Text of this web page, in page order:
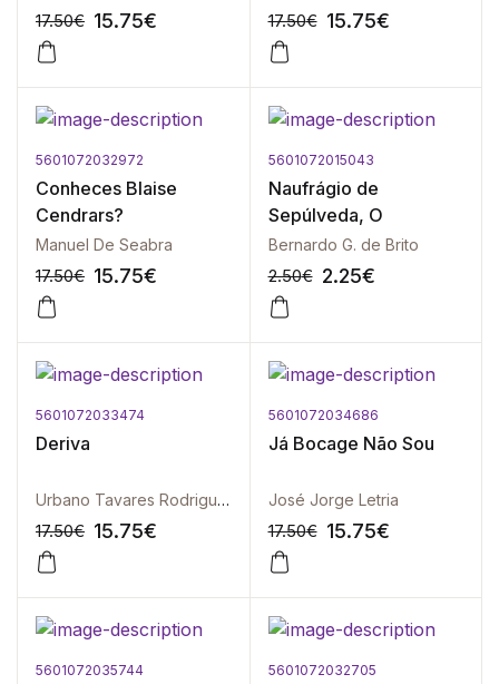
17.50€ 15.75€ 17.50€ 15.75€
5601072032972
Conheces Blaise
Cendrars?
Manuel De Seabra
17.50€ 15.75€
5601072015043
Naufrágio de
Sepúlveda, O
Bernardo G. de Brito
2.50€ 2.25€
5601072033474
Deriva
Urbano Tavares Rodrigues
17.50€ 15.75€
5601072034686
Já Bocage Não Sou
José Jorge Letria
17.50€ 15.75€
5601072035744 5601072032705